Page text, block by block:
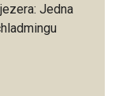
Jedna